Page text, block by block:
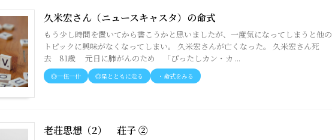
久米宏さん（ニュースキャスタ）の命式
もう少し時間を置いてから書こうかと思いましたが、一度気になってしまうと他の
トピックに興味がなくなってしまい。 久米宏さんが亡くなった。 久米宏さん死
去 81歳 元日に肺がんのため 「ぴったしカン・カ ...
◎一伍一什 ◎星とともに走る ・命式をみる
老荘思想（2） 荘子 ②